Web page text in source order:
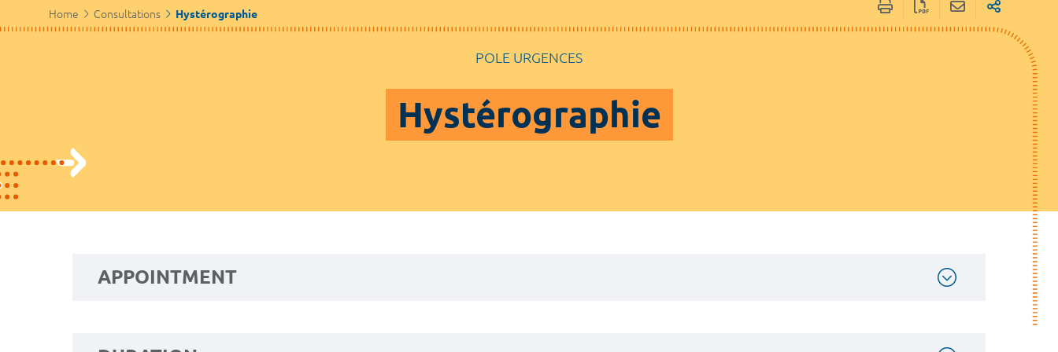
Home Consultations Hystérographie
POLE URGENCES
Hystérographie
APPOINTMENT